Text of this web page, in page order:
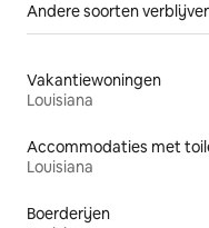
Andere soorten
Vakantiewoningen
Louisiana
Louisiana
Boerderijen